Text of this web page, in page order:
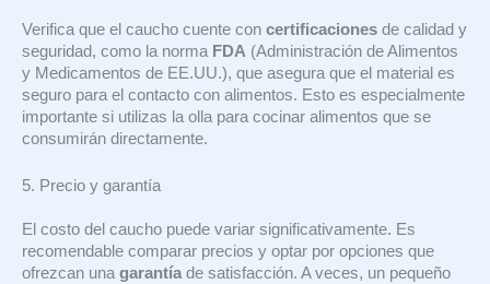
Verifica que el caucho cuente con certificaciones de calidad y
seguridad, como la norma FDA (Administración de Alimentos
y Medicamentos de EE.UU.), que asegura que el material es
seguro para el contacto con alimentos. Esto es especialmente
importante si utilizas la olla para cocinar alimentos que se
consumirán directamente.
5. Precio y garantía
El costo del caucho puede variar significativamente. Es
recomendable comparar precios y optar por opciones que
ofrezcan unagarantíade satisfacción. A veces, un pequeño